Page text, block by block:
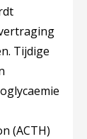
Tijdige
(ACTH)